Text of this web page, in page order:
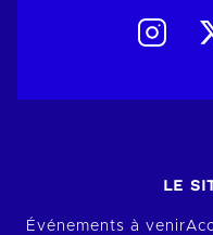
LE
Événements à venir